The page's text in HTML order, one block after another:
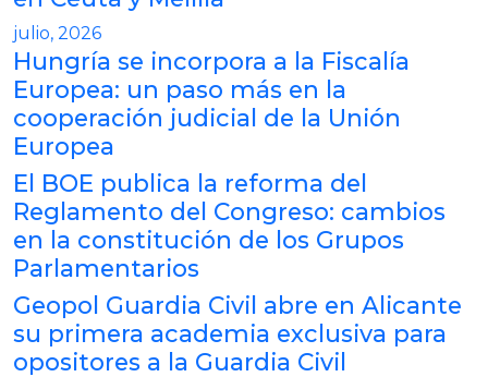
julio, 2026
Hungría se incorpora a la Fiscalía
Europea: un paso más en la
cooperación judicial de la Unión
Europea
El BOE publica la reforma del
Reglamento del Congreso: cambios
en la constitución de los Grupos
Parlamentarios
Geopol Guardia Civil abre en Alicante
su primera academia exclusiva para
opositores a la Guardia Civil